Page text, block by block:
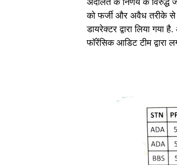
अदालत के निर्णय के विरुद्ध
को फर्जी और अवैध तरीके से
डायरेक्टर द्वारा लिया
फॉरेंसिक आडिट टीम द्वारा